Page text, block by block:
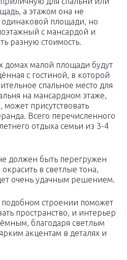
а этажом она не
одинаковой площади, но
с мансардой и
разную стоимость.
домах малой площади будут
с гостиной, в которой
спальное место для
на мансардном этаже,
присутствовать
Всего перечисленного
отдыха семьи из 3-4
должен быть перегружен
в светлые тона,
очень удачным решением.
подобном строении поможет
пространство, и интерьер
благодаря светлым
акцентам в деталях и